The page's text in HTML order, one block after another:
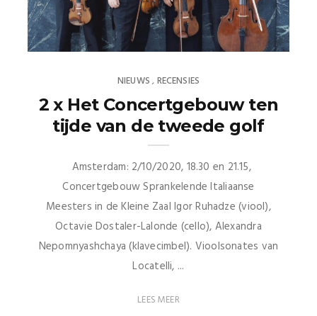
NIEUWS , RECENSIES
2 x Het Concertgebouw ten
tijde van de tweede golf
Amsterdam: 2/10/2020, 18.30 en 21.15,
Concertgebouw Sprankelende Italiaanse
Meesters in de Kleine Zaal Igor Ruhadze (viool),
Octavie Dostaler-Lalonde (cello), Alexandra
Nepomnyashchaya (klavecimbel). Vioolsonates van
Locatelli, ...
LEES MEER